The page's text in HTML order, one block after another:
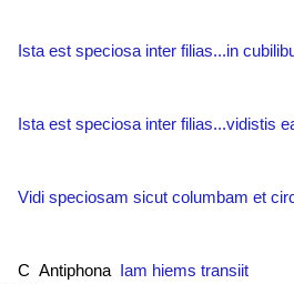
Ista est speciosa inter filias...in
Ista est speciosa inter filias...vidistis
Vidi speciosam sicut columbam et
C Antiphona Iam hiems transiit